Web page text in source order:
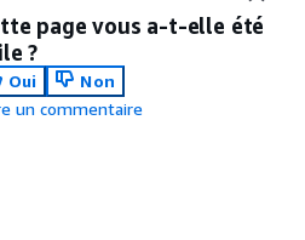
page vous a-t-elle été
?
Oui
Non
un commentaire